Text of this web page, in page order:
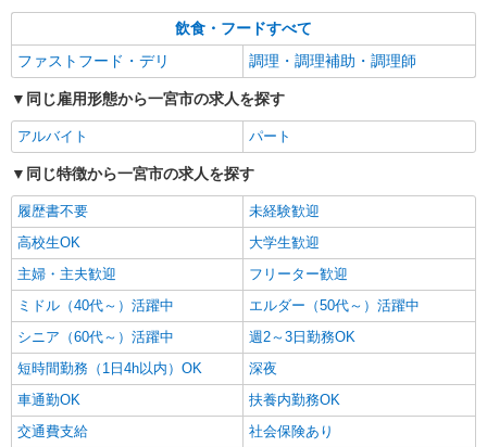
飲食・フードすべて
ファストフード・デリ
調理・調理補助・調理師
同じ雇用形態から一宮市の求人を探す
アルバイト パート
同じ特徴から一宮市の求人を探す
履歴書不要
未経験歓迎
高校生OK
大学生歓迎
主婦・主夫歓迎
フリーター歓迎
ミドル（40代～）活躍中
エルダー（50代～）活躍中
シニア（60代～）活躍中
週2～3日勤務OK
短時間勤務（1日4h以内）OK
深夜
車通勤OK
扶養内勤務OK
交通費支給
社会保険あり